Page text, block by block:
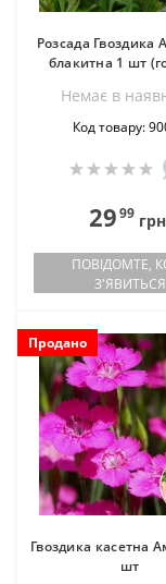
Розсада Гвоздика
блакитна 1 шт
Немає в
Код товару:
2999
ПОВІДОМТЕ,
З'ЯВИТЬСЯ
Продано
Гвоздика касетна
шт